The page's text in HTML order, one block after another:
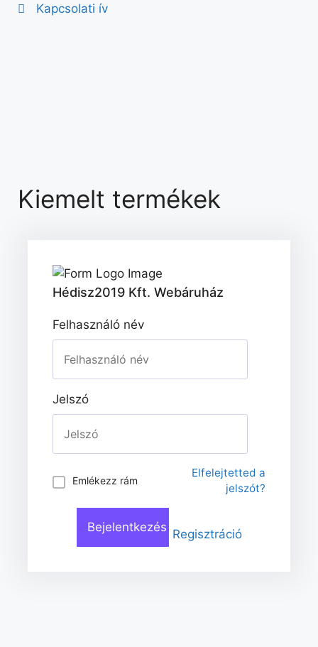
Kapcsolati ív
Kiemelt termékek
Hédisz2019 Kft. Webáruház
Felhasználó név
Jelszó
Emlékezz rám
Elfelejtetted a
jelszót?
Regisztráció